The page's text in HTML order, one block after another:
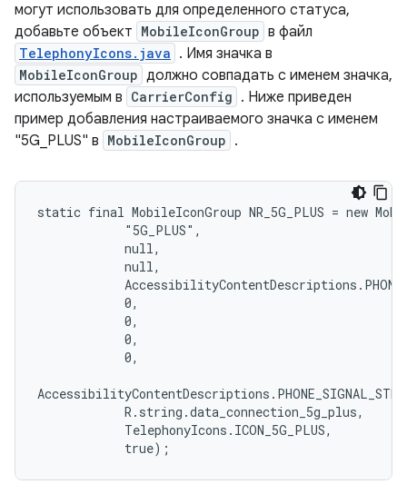
могут использовать для определенного статуса,
добавьте объект MobileIconGroup в файл
TelephonyIcons.java . Имя значка в
MobileIconGroup должно совпадать с именем значка,
используемым в CarrierConfig . Ниже приведен
пример добавления настраиваемого значка с именем
"5G_PLUS" в MobileIconGroup .
static final MobileIconGroup NR_5G_PLUS = new
            "5G_PLUS",
            null,
            null,
            0,
            0,
            0,
            0,
            R.string.data_connection_5g_plus,
            TelephonyIcons.ICON_5G_PLUS,